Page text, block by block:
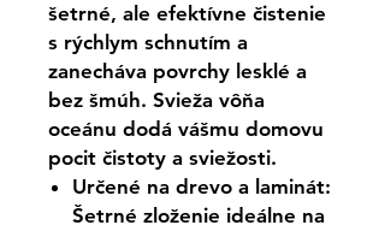
šetrné, ale efektívne čistenie
s rýchlym schnutím a
zanecháva povrchy lesklé a
bez šmúh. Svieža vôňa
oceánu dodá vášmu domovu
pocit čistoty a sviežosti.
Určené na drevo a laminát:
Šetrné zloženie ideálne na